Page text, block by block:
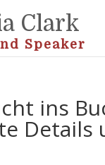
Clark
Speaker
ins
Details